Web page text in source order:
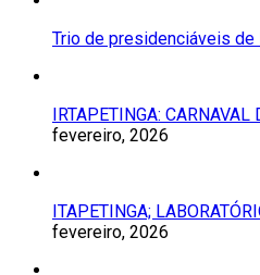
Trio de presidenciáveis de
IRTAPETINGA:
fevereiro, 2026
ITAPETINGA;
fevereiro, 2026